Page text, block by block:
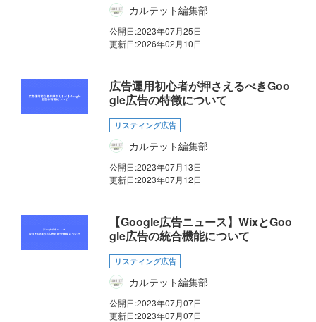
カルテット編集部
公開日:2023年07月25日
更新日:2026年02月10日
広告運用初心者が押さえるべきGoo
gle広告の特徴について
リスティング広告
カルテット編集部
公開日:2023年07月13日
更新日:2023年07月12日
【Google広告ニュース】WixとGoo
gle広告の統合機能について
リスティング広告
カルテット編集部
公開日:2023年07月07日
更新日:2023年07月07日